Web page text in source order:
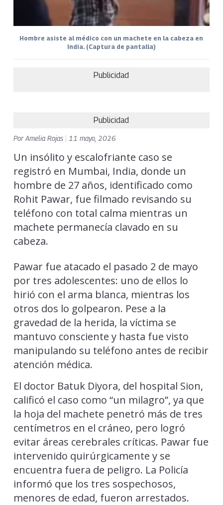
Hombre asiste al médico con un machete en la cabeza en
India. (Captura de pantalla)
Publicidad
Publicidad
PorAmelia Rojas 11 mayo, 2026
Un insólito y escalofriante caso se
registró en Mumbai, India, donde un
hombre de 27 años, identificado como
Rohit Pawar, fue filmado revisando su
teléfono con total calma mientras un
machete permanecía clavado en su
cabeza.
Pawar fue atacado el pasado 2 de mayo
por tres adolescentes: uno de ellos lo
hirió con el arma blanca, mientras los
otros dos lo golpearon. Pese a la
gravedad de la herida, la víctima se
mantuvo consciente y hasta fue visto
manipulando su teléfono antes de recibir
atención médica.
El doctor Batuk Diyora, del hospital Sion,
calificó el caso como “un milagro”, ya que
la hoja del machete penetró más de tres
centímetros en el cráneo, pero logró
evitar áreas cerebrales críticas. Pawar fue
intervenido quirúrgicamente y se
encuentra fuera de peligro. La Policía
informó que los tres sospechosos,
menores de edad, fueron arrestados.